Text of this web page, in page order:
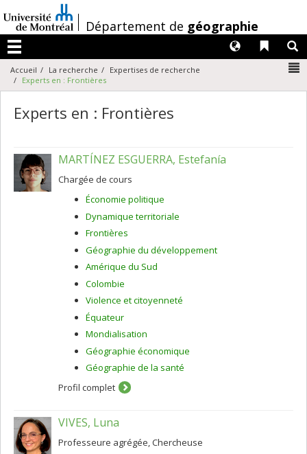
au
contenu
/Département de géographie
Menu
Liens
Langues
Accueil La recherche
Expertises de recherche
Experts en : Frontières
Experts en : Frontières
MARTÍNEZ ESGUERRA, Estefanía
Chargée de cours
Économie politique
Dynamique territoriale
Frontières
Géographie du développement
Amérique du Sud
Colombie
Violence et citoyenneté
Équateur
Mondialisation
Géographie économique
Géographie de la santé
Profil complet
VIVES, Luna
Professeure agrégée, Chercheuse